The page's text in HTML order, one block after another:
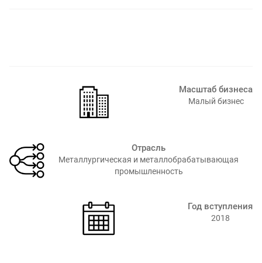
Масштаб бизнеса
Малый бизнес
Отрасль
Металлургическая и металлобрабатывающая
промышленность⁠
Год вступления
2018